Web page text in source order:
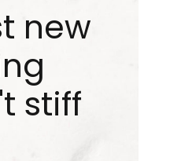
new
stiff